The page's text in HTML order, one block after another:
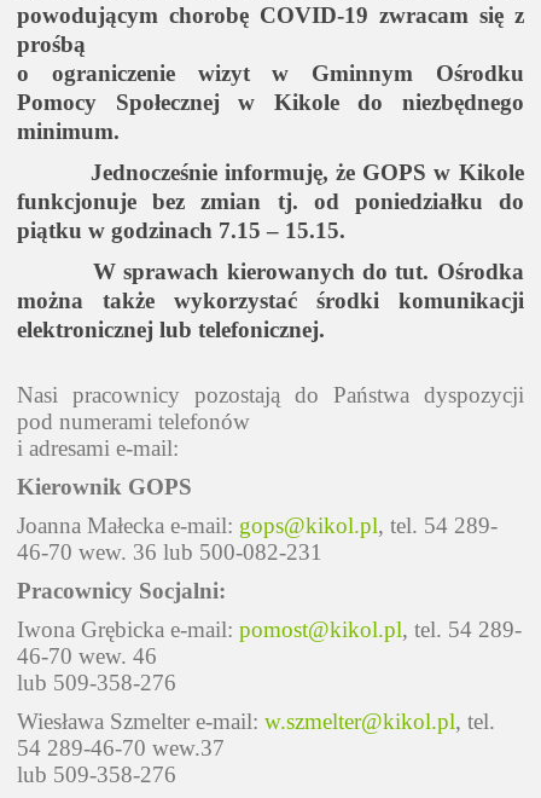
powodującym chorobę COVID-19 zwracam się z
prośbą
o ograniczenie wizyt w Gminnym Ośrodku
Pomocy Społecznej w Kikole do niezbędnego
minimum.
Jednocześnie informuję, że GOPS w Kikole
funkcjonuje bez zmian tj. od poniedziałku do
piątku w godzinach 7.15 – 15.15.
W sprawach kierowanych do tut. Ośrodka
można także wykorzystać środki komunikacji
elektronicznej lub telefonicznej.
Nasi pracownicy pozostają do Państwa dyspozycji
pod numerami telefonów
i adresami e-mail:
Kierownik GOPS
Joanna Małecka e-mail: gops@kikol.pl, tel. 54 289-
46-70 wew. 36 lub 500-082-231
Pracownicy Socjalni:
Iwona Grębicka e-mail:pomost@kikol.pl, tel. 54 289-
46-70 wew. 46
lub 509-358-276
Wiesława Szmelter e-mail:w.szmelter@kikol.pl, tel.
54 289-46-70 wew.37
lub 509-358-276